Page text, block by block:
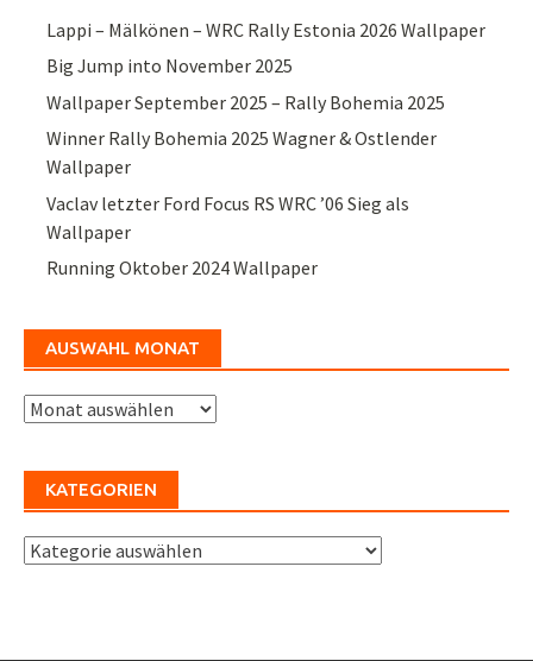
Lappi – Mälkönen – WRC Rally Estonia 2026 Wallpaper
Big Jump into November 2025
Wallpaper September 2025 – Rally Bohemia 2025
Winner Rally Bohemia 2025 Wagner & Ostlender
Wallpaper
Vaclav letzter Ford Focus RS WRC ’06 Sieg als
Wallpaper
Running Oktober 2024 Wallpaper
AUSWAHL MONAT
Auswahl
KATEGORIEN
Kategorien